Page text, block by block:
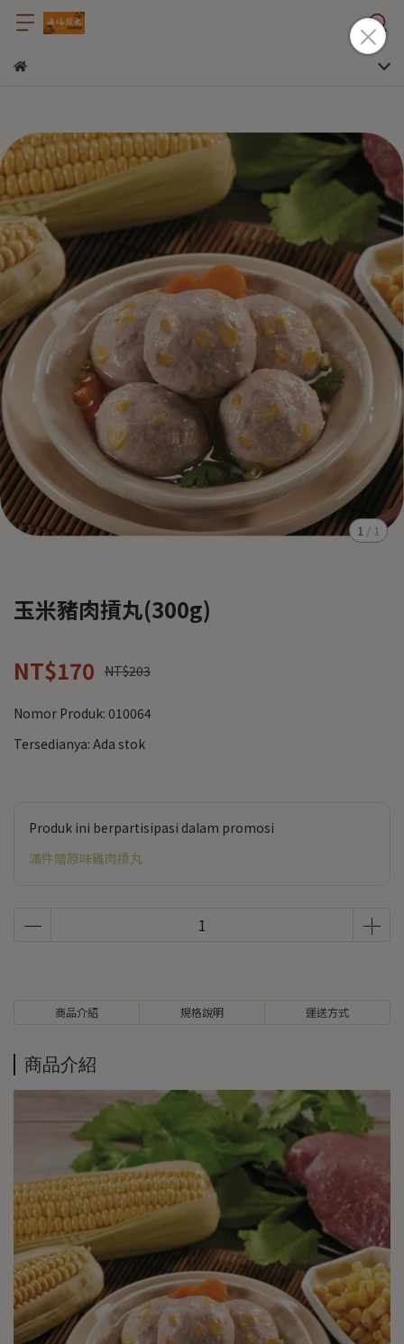
1 / 1
玉米豬肉摃丸(300g)
NT$170 NT$203
Nomor Produk: 010064
Tersedianya: Ada stok
Produk ini berpartisipasi dalam promosi
滿件贈原味雞肉摃丸
商品介紹 規格說明 運送方式
商品介紹